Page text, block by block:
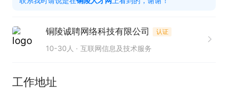
假
3. 团建：公司不定期团建，优秀员工会有额外激励。
4. 培训：公司提供大量免费培训和学习的机会。
【工作时间】
铜陵诚聘网络科技有限公司 认证
10-30人 互联网信息及技术服务
工作地址